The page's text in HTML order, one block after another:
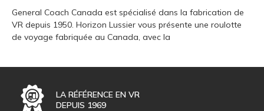
General Coach Canada est spécialisé dans la fabrication de
VR depuis 1950. Horizon Lussier vous présente une roulotte
de voyage fabriquée au Canada, avec la
LA RÉFÉRENCE EN VR
DEPUIS 1969